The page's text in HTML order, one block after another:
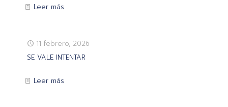
Leer más
11 febrero, 2026
SE VALE INTENTAR
Leer más